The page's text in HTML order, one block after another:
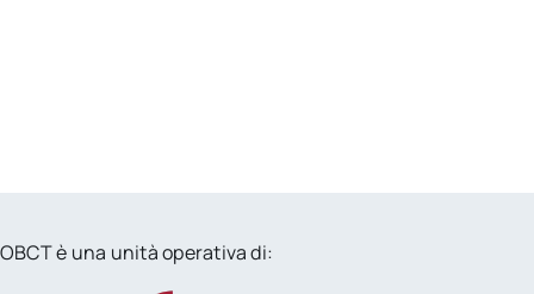
OBCT è una unità operativa di: